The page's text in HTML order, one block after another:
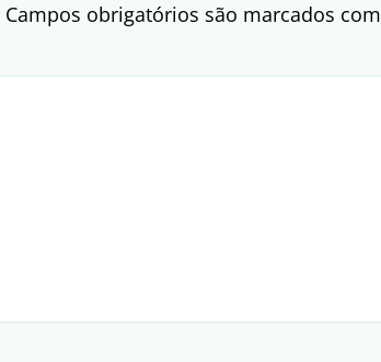
Campos obrigatórios são marcados com